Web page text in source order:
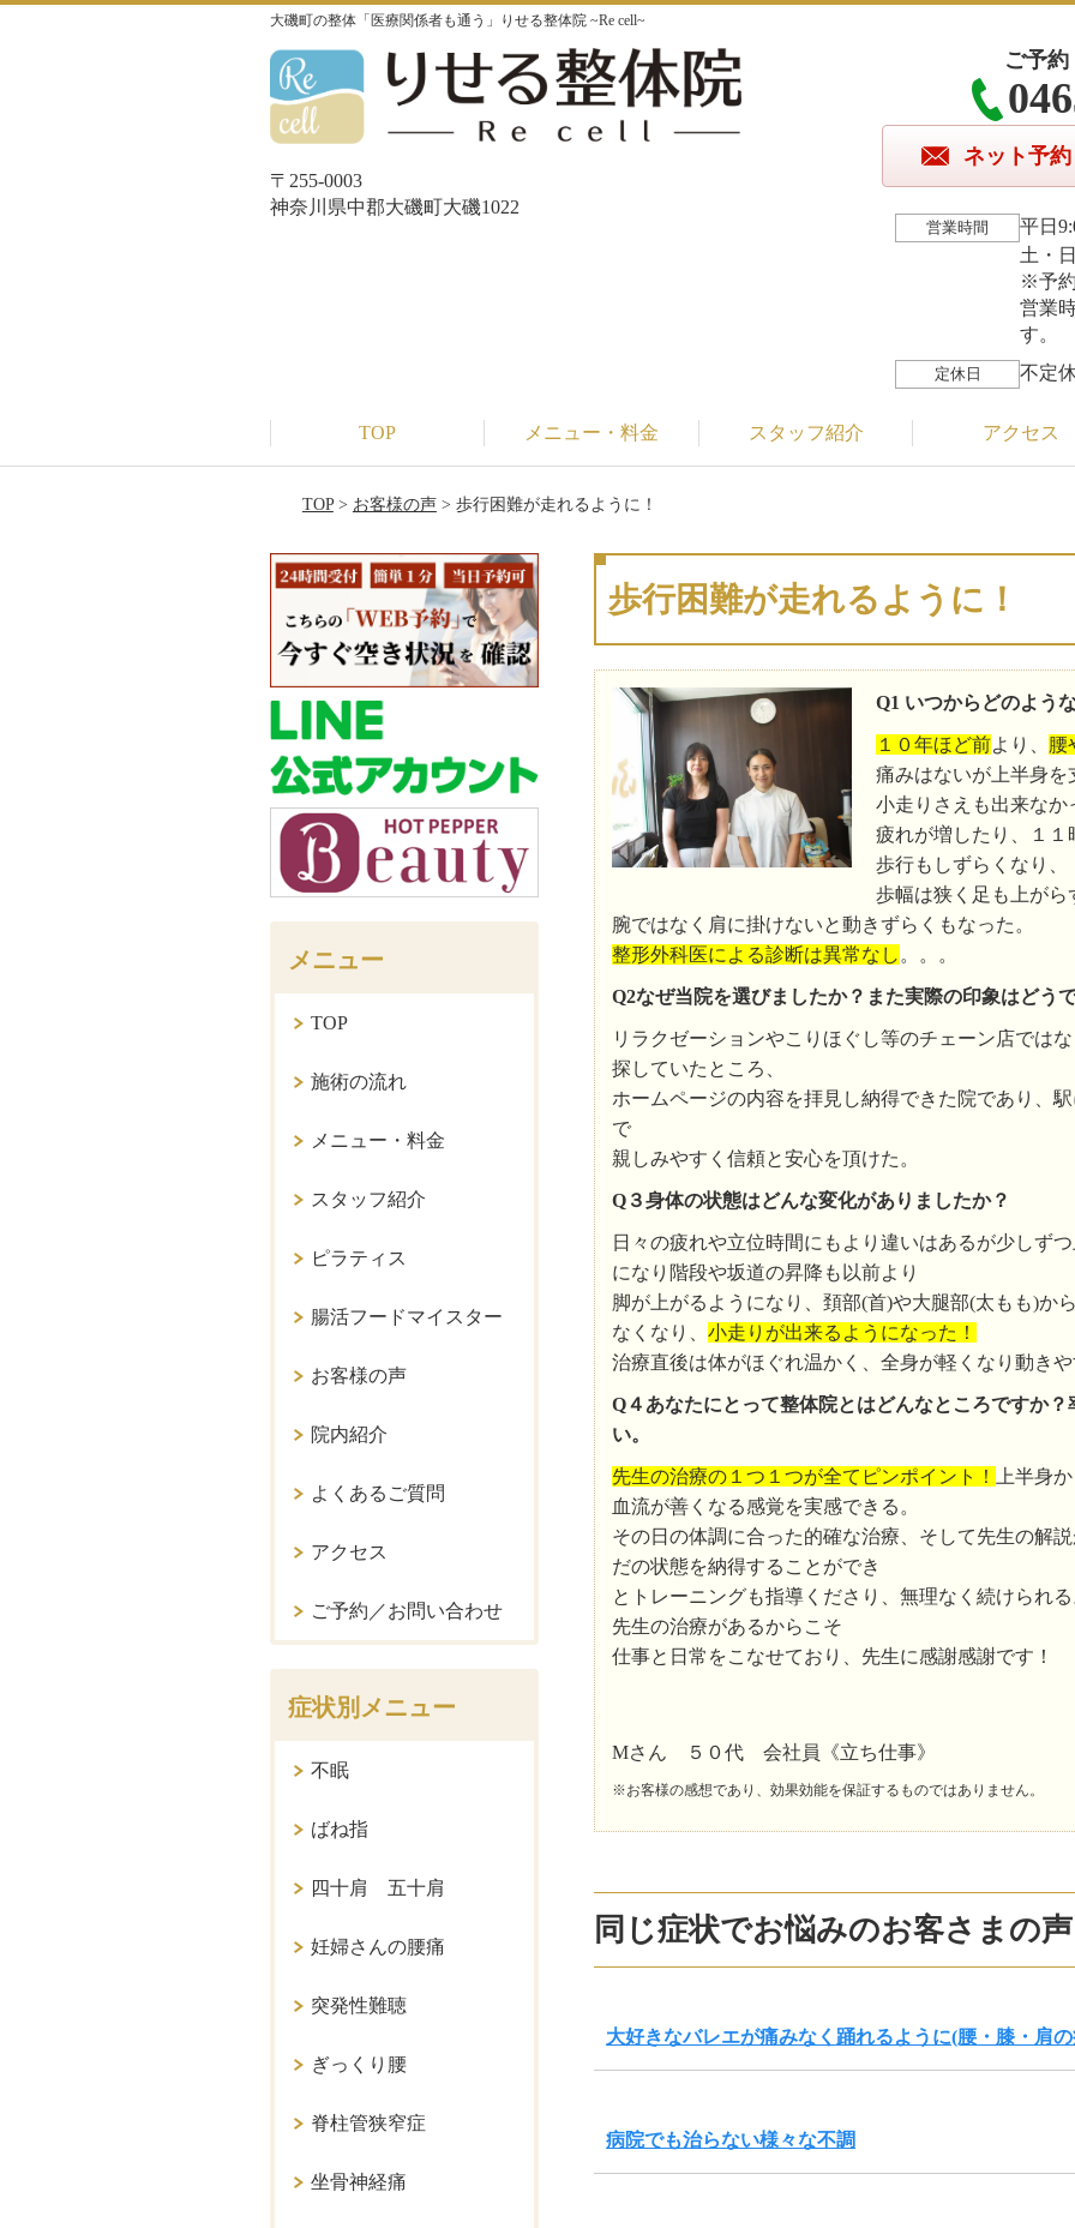
大磯町の整体「医療関係者も通う」りせる整体院 ~Re cell~
〒255-0003
神奈川県中郡大磯町大磯1022
ご予
ネット予約
営業時間
平日
土・
※予
営業
す。
定休日 不定
TOP メニュー・料金 スタッフ紹介 アクセス
TOP> お客様の声> 歩行困難が走れるように！
歩行困難が走れるように！
Q1 いつからどのよう
１０年ほど前より、 腰
痛みはないが上半身を
小走りさえも出来なか
疲れが増したり、１１
歩行もしずらくなり、
歩幅は狭く足も上がら
腕ではなく肩に掛けないと動きずらくもなった。
整形外科医による診断は異常なし 。。。
Q2なぜ当院を選びましたか？また実際の印象はどう
リラクゼーションやこりほぐし等のチェーン店ではな
探していたところ、
ホームページの内容を拝見し納得できた院であり、
で
親しみやすく信頼と安心を頂けた。
Q３身体の状態はどんな変化がありましたか？
日々の疲れや立位時間にもより違いはあるが少しず
になり階段や坂道の昇降も以前より
脚が上がるようになり、頚部(首)や大腿部(太もも)か
なくなり、 小走りが出来るようになった！
治療直後は体がほぐれ温かく、全身が軽くなり動きや
Q４あなたにとって整体院とはどんなところですか
い。
先生の治療の１つ１つが全てピンポイント！
上半身
血流が善くなる感覚を実感できる。
その日の体調に合った的確な治療、そして先生の解
だの状態を納得することができ
とトレーニングも指導くださり、無理なく続けられる
先生の治療があるからこそ
仕事と日常をこなせており、先生に感謝感謝です！
Mさん ５０代 会社員《立ち仕事》
※お客様の感想であり、効果効能を保証するものではありません。
同じ症状でお悩みのお客さまの声
大好きなバレエが痛みなく踊れるように(腰・膝・肩
病院でも治らない様々な不調
メニュー
TOP
施術の流れ
メニュー・料金
スタッフ紹介
ピラティス
腸活フードマイスター
お客様の声
院内紹介
よくあるご質問
アクセス
ご予約／お問い合わせ
症状別メニュー
不眠
ばね指
四十肩 五十肩
妊婦さんの腰痛
突発性難聴
ぎっくり腰
脊柱管狭窄症
坐骨神経痛